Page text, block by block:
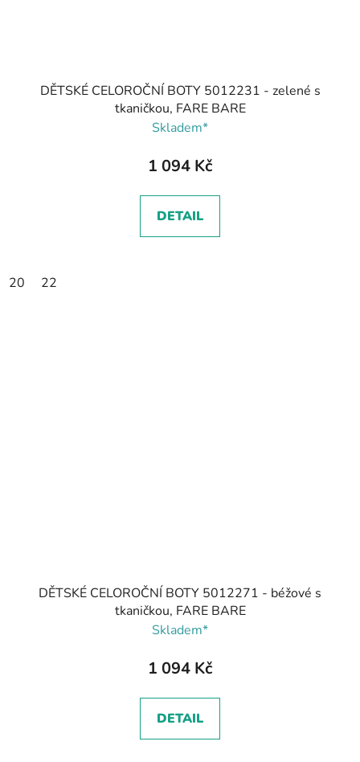
DĚTSKÉ CELOROČNÍ BOTY 5012231 - zelené s
tkaničkou, FARE BARE
Skladem*
1 094 Kč
DETAIL
20 22
DĚTSKÉ CELOROČNÍ BOTY 5012271 - béžové s
tkaničkou, FARE BARE
Skladem*
1 094 Kč
DETAIL